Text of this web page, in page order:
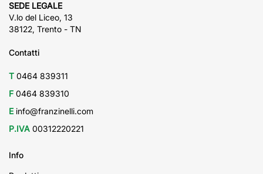
SEDE LEGALE
V.lo del Liceo, 13
38122, Trento - TN
Contatti
T 0464 839311
F 0464 839310
E info@franzinelli.com
P.IVA 00312220221
Info